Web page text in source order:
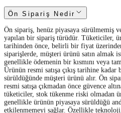
Ön Sipariş Nedir
Ön sipariş, henüz piyasaya sürülmemiş
yapılan bir sipariş türüdür. Tüketiciler,
tarihinden önce, belirli bir fiyat
siparişlerde, müşteri ürünü satın almak
genellikle ödemenin bir kısmını veya
Ürünün resmi satışa çıkış tarihine
sürüldüğünde müşteri ürünü alır. Ön
resmi satışa çıkmadan önce güvence
tüketiciler, stok tükenme riski olmadan
genellikle ürünün piyasaya sürüldüğü
etkilenmemeyi sağlar. Özellikle